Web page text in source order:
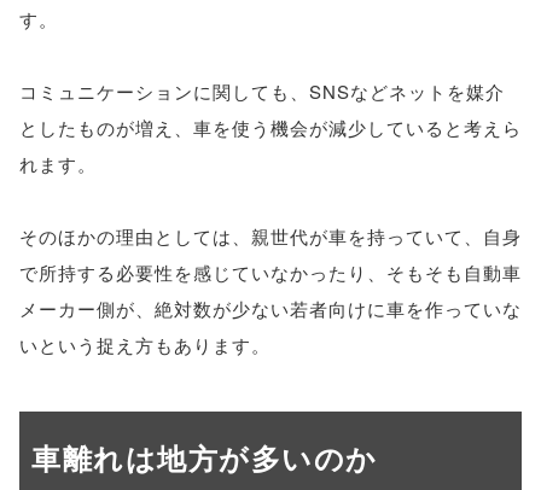
す。
コミュニケーションに関しても、SNSなどネットを媒介
としたものが増え、車を使う機会が減少していると考えら
れます。
そのほかの理由としては、親世代が車を持っていて、自身
で所持する必要性を感じていなかったり、そもそも自動車
メーカー側が、絶対数が少ない若者向けに車を作っていな
いという捉え方もあります。
車離れは地方が多いのか